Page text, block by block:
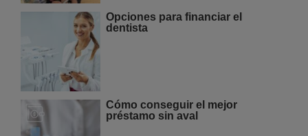
Opciones para financiar el
dentista
Cómo conseguir el mejor
préstamo sin aval